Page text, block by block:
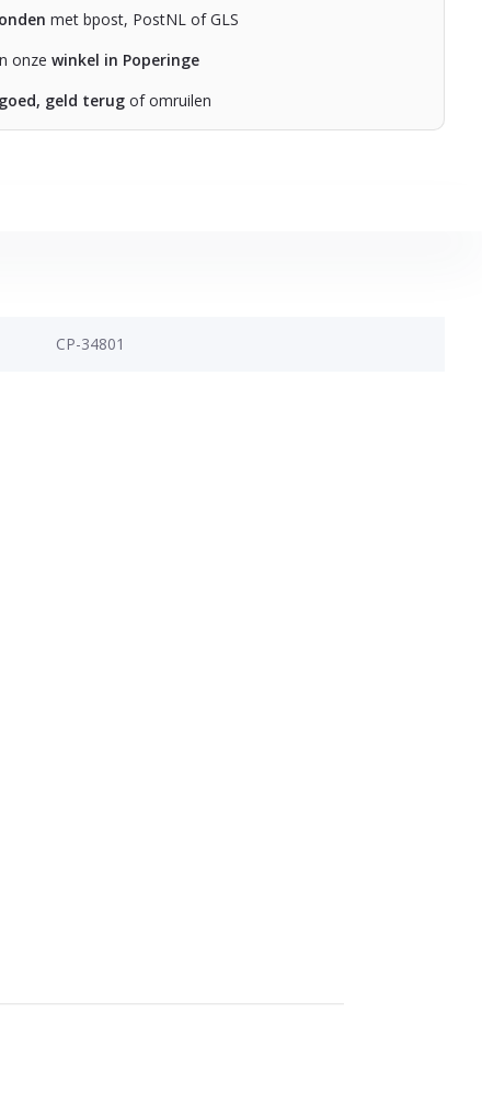
met bpost, PostNL of GLS
onzewinkel in Poperinge
geld terug of omruilen
CP-34801